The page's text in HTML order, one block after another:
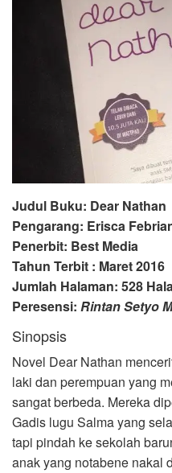
Judul Buku: Dear Nathan
Pengarang: Erisca
Penerbit: Best Media
Tahun Terbit : Maret 2016
Jumlah Halaman: 528
Peresensi: Rintan Setyo
Sinopsis
Novel Dear Nathan
laki dan perempuan yang
sangat berbeda. Mereka
Gadis lugu Salma yang
tapi pindah ke sekolah
anak yang notabene nakal